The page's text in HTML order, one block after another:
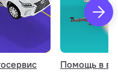
2,2 кВт
Помощь в